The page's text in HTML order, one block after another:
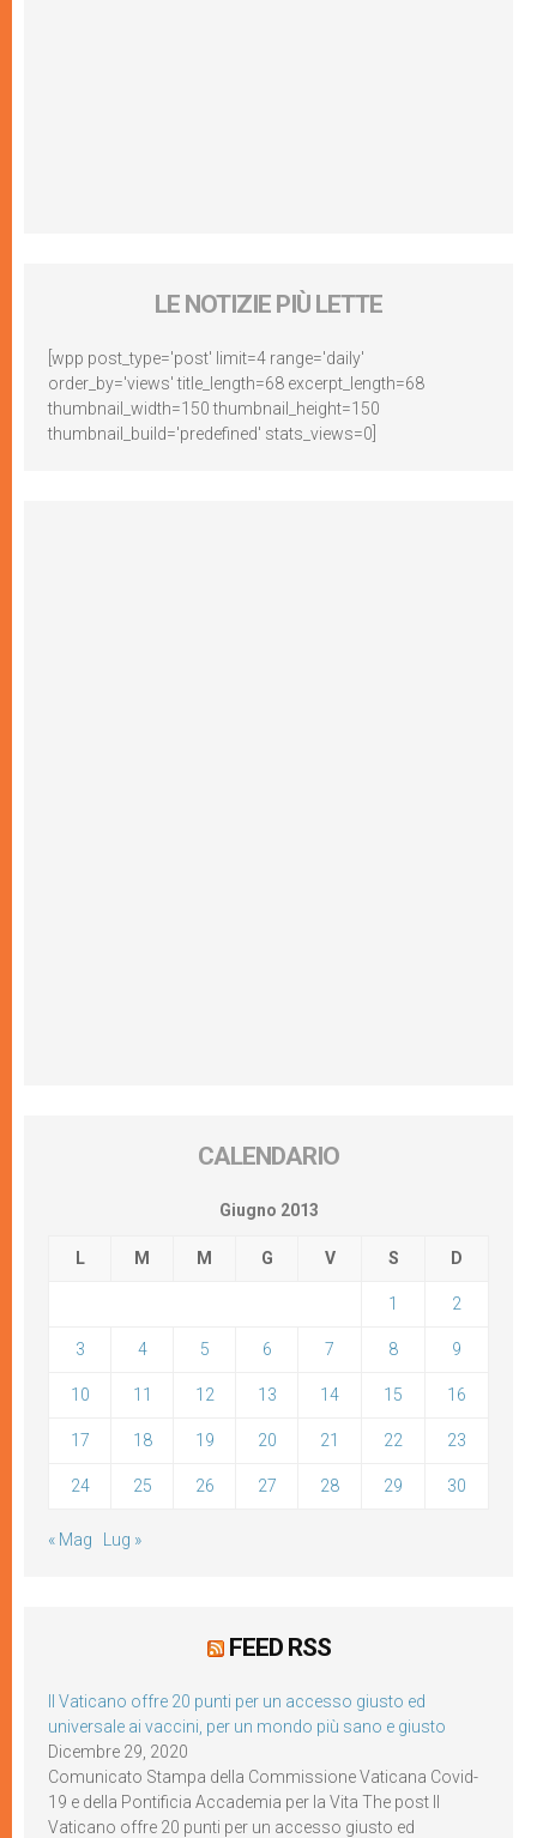
LE NOTIZIE PIÙ LETTE
[wpp post_type='post' limit=4 range='daily'
order_by='views' title_length=68 excerpt_length=68
thumbnail_width=150 thumbnail_height=150
thumbnail_build='predefined' stats_views=0]
CALENDARIO
Giugno 2013
L M M G V S D
1 2
3 4 5 6 7 8 9
10 11 12 13 14 15 16
17 18 19 20 21 22 23
24 25 26 27 28 29 30
« Mag Lug »
FEED RSS
Il Vaticano offre 20 punti per un accesso giusto ed
universale ai vaccini, per un mondo più sano e giusto
Dicembre 29, 2020
Comunicato Stampa della Commissione Vaticana Covid-
19 e della Pontificia Accademia per la Vita The post Il
Vaticano offre 20 punti per un accesso giusto ed